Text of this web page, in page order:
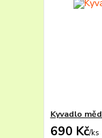
Kyvadlo
690 Kč/ks